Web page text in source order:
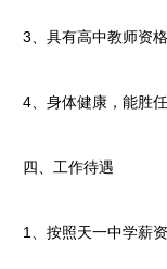
3、具有高中教师资格
4、身体健康，能胜任
四、工作待遇
1、按照天一中学薪资